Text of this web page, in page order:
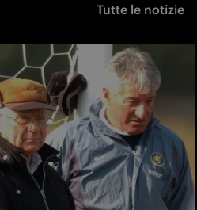
Tutte le notizie